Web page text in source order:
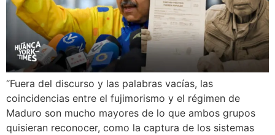
“Fuera del discurso y las palabras vacías, las
coincidencias entre el fujimorismo y el régimen de
Maduro son mucho mayores de lo que ambos grupos
quisieran reconocer, como la captura de los sistemas